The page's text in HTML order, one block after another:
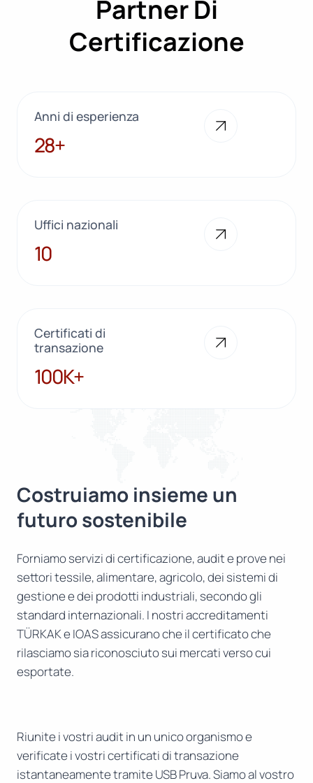
Partner Di
Certificazione
Anni di esperienza
28+
28+
Uffici nazionali
10
10
Certificati di
transazione
100K+
100K+
Costruiamo insieme un
futuro sostenibile
Forniamo servizi di certificazione, audit e prove nei
settori tessile, alimentare, agricolo, dei sistemi di
gestione e dei prodotti industriali, secondo gli
standard internazionali. I nostri accreditamenti
TÜRKAK e IOAS assicurano che il certificato che
rilasciamo sia riconosciuto sui mercati verso cui
esportate.
Riunite i vostri audit in un unico organismo e
verificate i vostri certificati di transazione
istantaneamente tramite USB Pruva. Siamo al vostro